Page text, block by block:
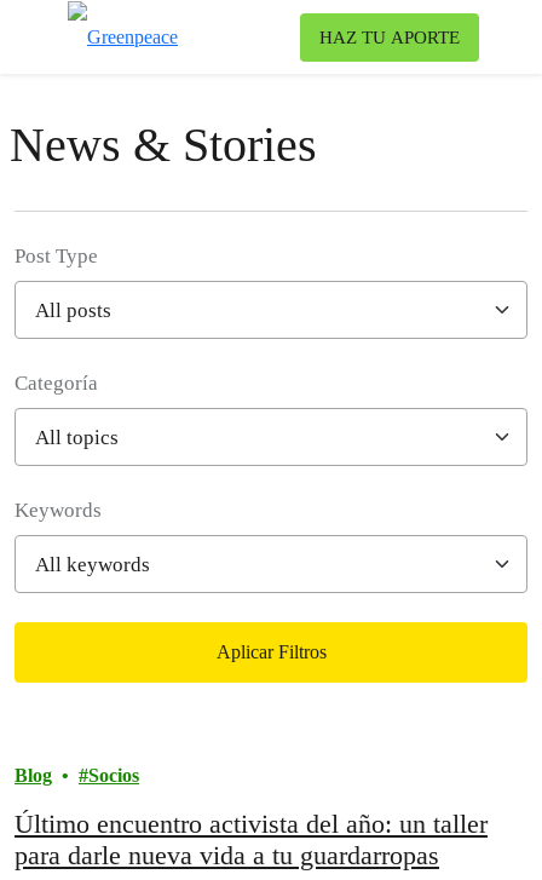
HAZ TU APORTE
News & Stories
Post Type
Categoría
Keywords
Aplicar Filtros
Blog Socios
Último encuentro activista del año: un taller
para darle nueva vida a tu guardarropas